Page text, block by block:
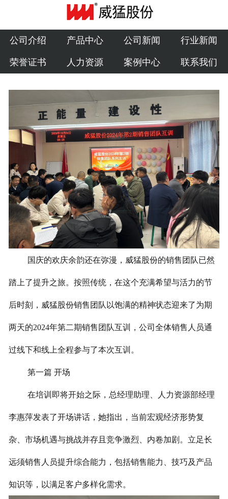
公司介绍
产品中心
公司新闻
行业新闻
荣誉证书
人力资源
案例中心
联系我们
公司介绍 产品中心 公司新闻 行业新闻
荣誉证书 人力资源 案例中心 联系我们
国庆的欢庆余韵还在弥漫，威猛股份的销售团队已然
踏上了提升之旅。按照传统，在这个充满希望与活力的节
后时刻，威猛股份销售团队以饱满的精神状态迎来了为期
两天的2024年第二期销售团队互训，公司全体销售人员通
过线下和线上全程参与了本次互训。
第一篇 开场
在培训即将开始之际，总经理助理、人力资源部经理
李惠萍发表了开场讲话，她指出，当前宏观经济形势复
杂、市场机遇与挑战并存且竞争激烈、内卷加剧。立足长
远须销售人员提升综合能力，包括销售能力、技巧及产品
知识等，以满足客户多样化需求。